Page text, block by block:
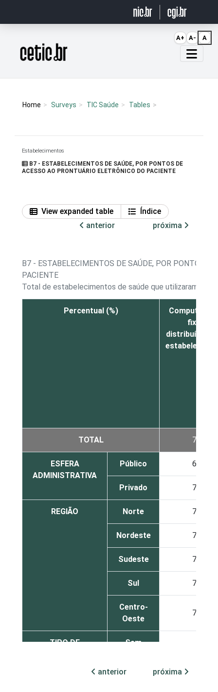
Página inicial
Home Surveys TIC Saúde Tables
Estabelecimentos
B7 - ESTABELECIMENTOS DE SAÚDE, POR PONTOS DE
ACESSO AO PRONTUÁRIO ELETRÔNICO DO PACIENTE
View expanded table
Índice
anterior
próxima
B7 - ESTABELECIMENTOS DE SAÚDE, POR PONTOS
PACIENTE
Total de estabelecimentos de saúde que utilizaram a
Percentual (%)
fixos
distribuídos
TOTAL 73
ESFERA
ADMINISTRATIVA
Público 65
Privado 78
REGIÃO Norte 74
Nordeste 70
Sudeste 75
Sul 73
Centro-
Oeste
74
TIPO DE
Sem
anterior próxima
A+ A- A